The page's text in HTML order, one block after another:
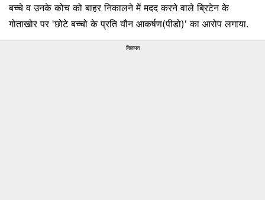
बच्चे व उनके कोच को बाहर निकालने में मदद करने वाले ब्रिटेन के
गोताखोर पर 'छोटे बच्चो के प्रति यौन आकर्षण(पीडो)' का आरोप लगाया.
विज्ञापन